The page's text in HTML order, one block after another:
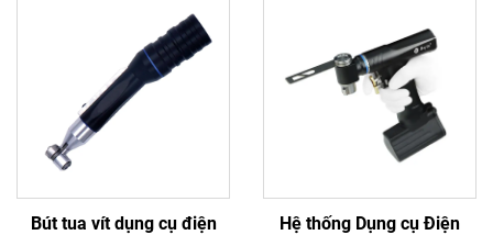
Bút tua vít dụng cụ điện
Hệ thống Dụng cụ Điện